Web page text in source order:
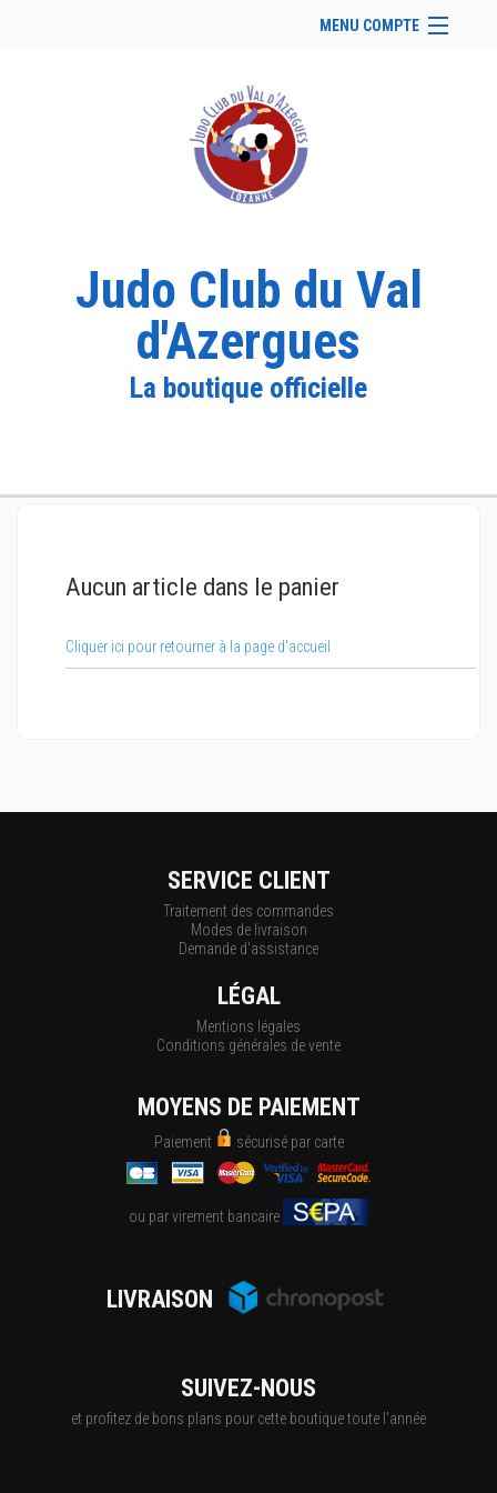
MENU COMPTE
Site Web du club
Facebook
Se connecter
Panier (vide
Judo Club du Val
d'Azergues
La boutique officielle
Aucun article dans le panier
Cliquer ici pour retourner à la page d'accueil
SERVICE CLIENT
Traitement des commandes
Modes de livraison
Demande d'assistance
LÉGAL
Mentions légales
Conditions générales de vente
MOYENS DE PAIEMENT
Paiement sécurisé par carte
ou par virement bancaire
LIVRAISON
SUIVEZ-NOUS
et profitez de bons plans pour cette boutique toute l'année